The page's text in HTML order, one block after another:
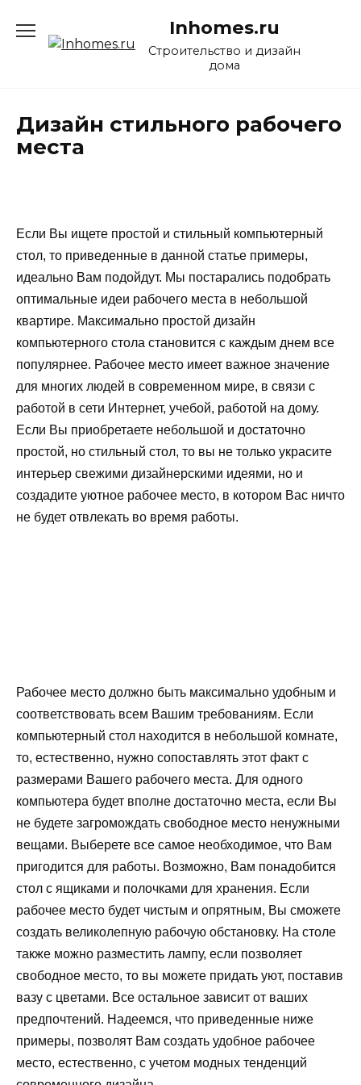
содержанию
Inhomes.ru
Строительство и дизайн
дома
Дизайн стильного рабочего
места
Если Вы ищете простой и стильный компьютерный
стол, то приведенные в данной статье примеры,
идеально Вам подойдут. Мы постарались подобрать
оптимальные идеи рабочего места в небольшой
квартире. Максимально простой дизайн
компьютерного стола становится с каждым днем все
популярнее. Рабочее место имеет важное значение
для многих людей в современном мире, в связи с
работой в сети Интернет, учебой, работой на дому.
Если Вы приобретаете небольшой и достаточно
простой, но стильный стол, то вы не только украсите
интерьер свежими дизайнерскими идеями, но и
создадите уютное рабочее место, в котором Вас ничто
не будет отвлекать во время работы.
Рабочее место должно быть максимально удобным и
соответствовать всем Вашим требованиям. Если
компьютерный стол находится в небольшой комнате,
то, естественно, нужно сопоставлять этот факт с
размерами Вашего рабочего места. Для одного
компьютера будет вполне достаточно места, если Вы
не будете загромождать свободное место ненужными
вещами. Выберете все самое необходимое, что Вам
пригодится для работы. Возможно, Вам понадобится
стол с ящиками и полочками для хранения. Если
рабочее место будет чистым и опрятным, Вы сможете
создать великолепную рабочую обстановку. На столе
также можно разместить лампу, если позволяет
свободное место, то вы можете придать уют, поставив
вазу с цветами. Все остальное зависит от ваших
предпочтений. Надеемся, что приведенные ниже
примеры, позволят Вам создать удобное рабочее
место, естественно, с учетом модных тенденций